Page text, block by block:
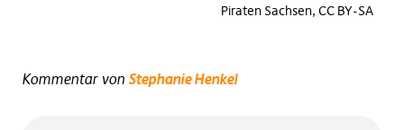
Piraten Sachsen, CC BY-SA
Kommentar von Stephanie Henkel